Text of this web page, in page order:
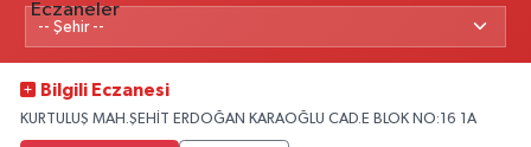
Bilgili Eczanesi
KURTULUŞ MAH.ŞEHİT ERDOĞAN KARAOĞLU CAD.E BLOK NO:16 1A